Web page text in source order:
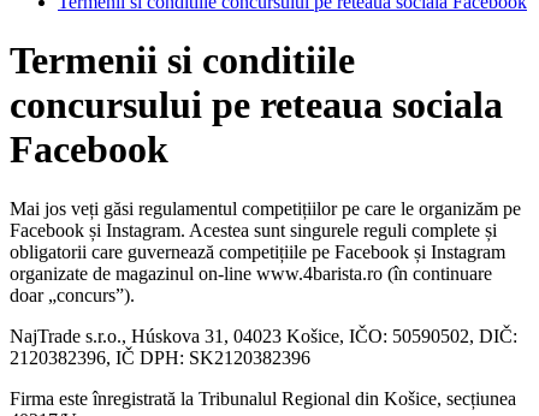
Termenii si conditiile
concursului pe reteaua sociala
Facebook
Mai jos veți găsi regulamentul competițiilor pe care le organizăm pe
Facebook și Instagram. Acestea sunt singurele reguli complete și
obligatorii care guvernează competițiile pe Facebook și Instagram
organizate de magazinul on-line www.4barista.ro (în continuare
doar „concurs”).
NajTrade s.r.o., Húskova 31, 04023 Košice, IČO: 50590502, DIČ:
2120382396, IČ DPH: SK2120382396
Firma este înregistrată la Tribunalul Regional din Košice, secțiunea